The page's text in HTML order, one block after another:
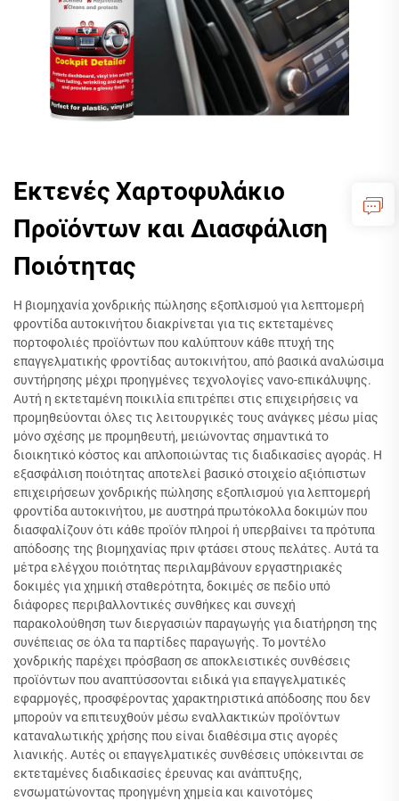
Εκτενές Χαρτοφυλάκιο
Προϊόντων και Διασφάλιση
Ποιότητας
Η βιομηχανία χονδρικής πώλησης εξοπλισμού για λεπτομερή
φροντίδα αυτοκινήτου διακρίνεται για τις εκτεταμένες
πορτοφολιές προϊόντων που καλύπτουν κάθε πτυχή της
επαγγελματικής φροντίδας αυτοκινήτου, από βασικά αναλώσιμα
συντήρησης μέχρι προηγμένες τεχνολογίες νανο-επικάλυψης.
Αυτή η εκτεταμένη ποικιλία επιτρέπει στις επιχειρήσεις να
προμηθεύονται όλες τις λειτουργικές τους ανάγκες μέσω μίας
μόνο σχέσης με προμηθευτή, μειώνοντας σημαντικά το
διοικητικό κόστος και απλοποιώντας τις διαδικασίες αγοράς. Η
εξασφάλιση ποιότητας αποτελεί βασικό στοιχείο αξιόπιστων
επιχειρήσεων χονδρικής πώλησης εξοπλισμού για λεπτομερή
φροντίδα αυτοκινήτου, με αυστηρά πρωτόκολλα δοκιμών που
διασφαλίζουν ότι κάθε προϊόν πληροί ή υπερβαίνει τα πρότυπα
απόδοσης της βιομηχανίας πριν φτάσει στους πελάτες. Αυτά τα
μέτρα ελέγχου ποιότητας περιλαμβάνουν εργαστηριακές
δοκιμές για χημική σταθερότητα, δοκιμές σε πεδίο υπό
διάφορες περιβαλλοντικές συνθήκες και συνεχή
παρακολούθηση των διεργασιών παραγωγής για διατήρηση της
συνέπειας σε όλα τα παρτίδες παραγωγής. Το μοντέλο
χονδρικής παρέχει πρόσβαση σε αποκλειστικές συνθέσεις
προϊόντων που αναπτύσσονται ειδικά για επαγγελματικές
εφαρμογές, προσφέροντας χαρακτηριστικά απόδοσης που δεν
μπορούν να επιτευχθούν μέσω εναλλακτικών προϊόντων
καταναλωτικής χρήσης που είναι διαθέσιμα στις αγορές
λιανικής. Αυτές οι επαγγελματικές συνθέσεις υπόκεινται σε
εκτεταμένες διαδικασίες έρευνας και ανάπτυξης,
ενσωματώνοντας προηγμένη χημεία και καινοτόμες